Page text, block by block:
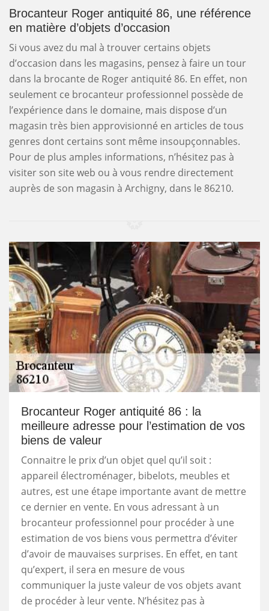
Brocanteur Roger antiquité 86, une référence
en matière d’objets d’occasion
Si vous avez du mal à trouver certains objets
d’occasion dans les magasins, pensez à faire un tour
dans la brocante de Roger antiquité 86. En effet, non
seulement ce brocanteur professionnel possède de
l’expérience dans le domaine, mais dispose d’un
magasin très bien approvisionné en articles de tous
genres dont certains sont même insoupçonnables.
Pour de plus amples informations, n’hésitez pas à
visiter son site web ou à vous rendre directement
auprès de son magasin à Archigny, dans le 86210.
Brocanteur Roger antiquité 86 : la
meilleure adresse pour l’estimation de vos
biens de valeur
Connaitre le prix d’un objet quel qu’il soit :
appareil électroménager, bibelots, meubles et
autres, est une étape importante avant de mettre
ce dernier en vente. En vous adressant à un
brocanteur professionnel pour procéder à une
estimation de vos biens vous permettra d’éviter
d’avoir de mauvaises surprises. En effet, en tant
qu’expert, il sera en mesure de vous
communiquer la juste valeur de vos objets avant
de procéder à leur vente. N’hésitez pas à